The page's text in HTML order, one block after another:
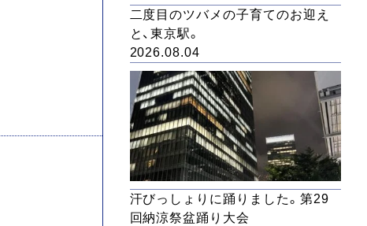
二度目のツバメの子育てのお迎え
と、東京駅。
2026.08.04
汗びっしょりに踊りました。第29
回納涼祭盆踊り大会